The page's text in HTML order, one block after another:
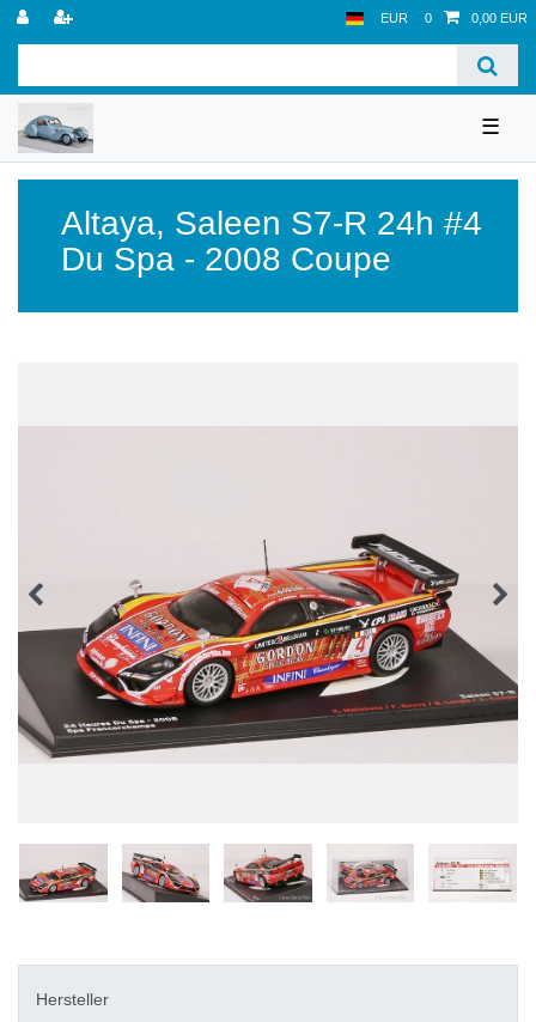
EUR 0 0,00 EUR
☰
Altaya, Saleen S7-R 24h #4
Du Spa - 2008 Coupe
Hersteller